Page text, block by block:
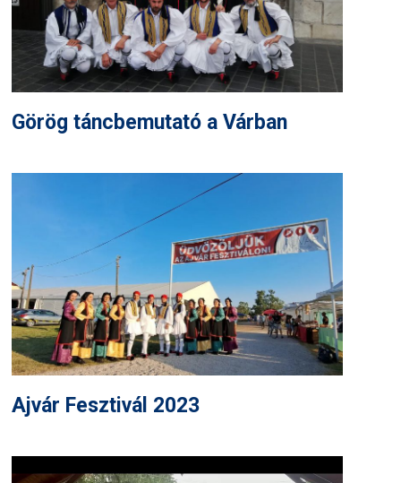
Görög táncbemutató a Várban
Ajvár Fesztivál 2023